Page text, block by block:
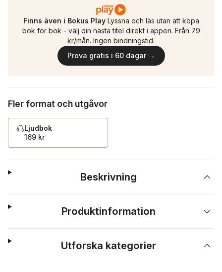
Finns även i Bokus Play Lyssna och läs utan att köpa
bok för bok - välj din nästa titel direkt i appen. Från 79
kr/mån. Ingen bindningstid.
Prova gratis i 60 dagar →
Fler format och utgåvor
Ljudbok
169 kr
Beskrivning
Produktinformation
Utforska kategorier